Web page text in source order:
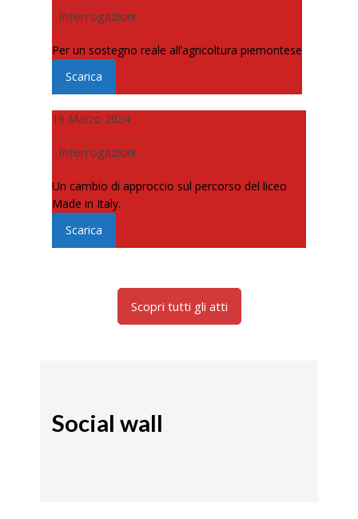
Interrogazioni
Per un sostegno reale all’agricoltura piemontese
Scarica
19 Marzo 2024
Interrogazioni
Un cambio di approccio sul percorso del liceo
Made in Italy.
Scarica
Scopri tutti gli atti
Social wall